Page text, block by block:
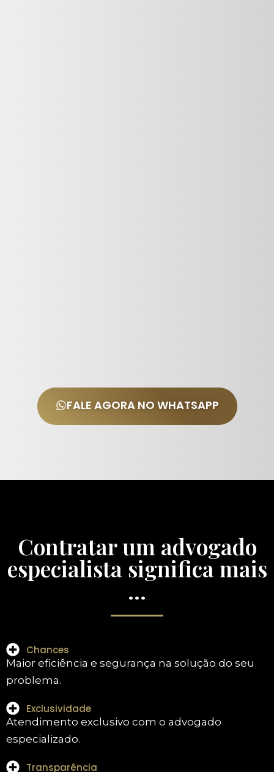
FALE AGORA NO WHATSAPP
Contratar um advogado
especialista significa mais
...
Chances
Maior eficiência e segurança na solução do seu
problema.
Exclusividade
Atendimento exclusivo com o advogado
especializado.
Transparência